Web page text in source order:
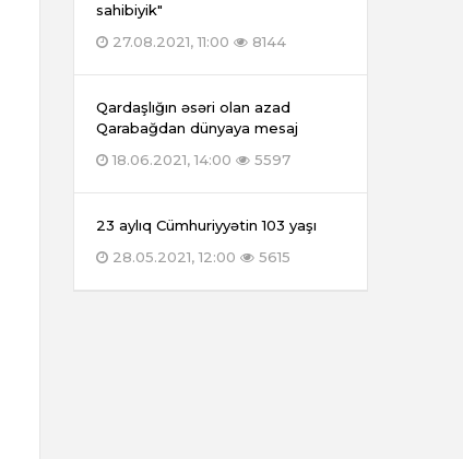
sahibiyik"
27.08.2021, 11:00
8144
Qardaşlığın əsəri olan azad
Qarabağdan dünyaya mesaj
18.06.2021, 14:00
5597
23 aylıq Cümhuriyyətin 103 yaşı
28.05.2021, 12:00
5615